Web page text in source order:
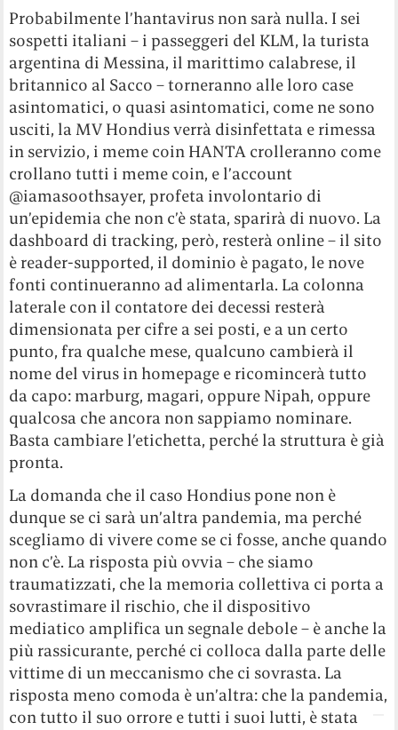
Probabilmente l’hantavirus non sarà nulla. I sei
sospetti italiani – i passeggeri del KLM, la turista
argentina di Messina, il marittimo calabrese, il
britannico al Sacco – torneranno alle loro case
asintomatici, o quasi asintomatici, come ne sono
usciti, la MV Hondius verrà disinfettata e rimessa
in servizio, i meme coin HANTA crolleranno come
crollano tutti i meme coin, e l’account
@iamasoothsayer, profeta involontario di
un’epidemia che non c’è stata, sparirà di nuovo. La
dashboard di tracking, però, resterà online – il sito
è reader-supported, il dominio è pagato, le nove
fonti continueranno ad alimentarla. La colonna
laterale con il contatore dei decessi resterà
dimensionata per cifre a sei posti, e a un certo
punto, fra qualche mese, qualcuno cambierà il
nome del virus in homepage e ricomincerà tutto
da capo: marburg, magari, oppure Nipah, oppure
qualcosa che ancora non sappiamo nominare.
Basta cambiare l’etichetta, perché la struttura è già
pronta.
La domanda che il caso Hondius pone non è
dunque se ci sarà un’altra pandemia, ma perché
scegliamo di vivere come se ci fosse, anche quando
non c’è. La risposta più ovvia – che siamo
traumatizzati, che la memoria collettiva ci porta a
sovrastimare il rischio, che il dispositivo
mediatico amplifica un segnale debole – è anche la
più rassicurante, perché ci colloca dalla parte delle
vittime di un meccanismo che ci sovrasta. La
risposta meno comoda è un’altra: che la pandemia,
con tutto il suo orrore e tutti i suoi lutti, è stata